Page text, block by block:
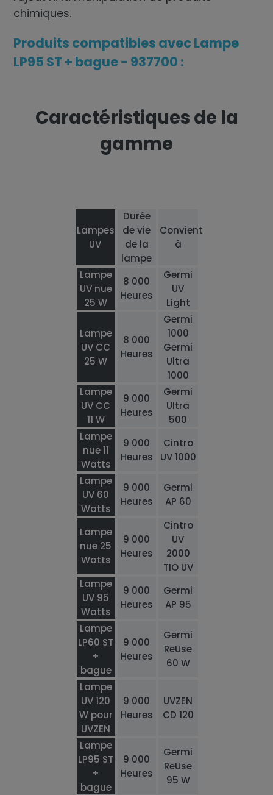
chimiques.
Produits compatibles avec Lampe
LP95 ST + bague - 937700 :
Caractéristiques de la
gamme
Lampes
UV
Durée
de vie
de la
lampe
Convient
à
Lampe
UV nue
25 W
8 000
Heures
Germi
UV
Light
Lampe
UV CC
25 W
8 000
Heures
Germi
1000
Germi
Ultra
1000
Lampe
UV CC
11 W
9 000
Heures
Germi
Ultra
500
Lampe
nue 11
Watts
9 000
Heures
Cintro
UV 1000
Lampe
UV 60
Watts
9 000
Heures
Germi
AP 60
Lampe
nue 25
Watts
9 000
Heures
Cintro
UV
2000
TIO UV
Lampe
UV 95
Watts
9 000
Heures
Germi
AP 95
Lampe
LP60 ST
+
bague
9 000
Heures
Germi
ReUse
60 W
Lampe
UV 120
W pour
UVZEN
9 000
Heures
UVZEN
CD 120
Lampe
LP95 ST
+
bague
9 000
Heures
Germi
ReUse
95 W